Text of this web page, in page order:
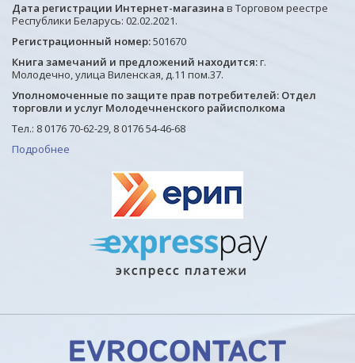
Дата регистрации Интернет-магазина в Торговом реестре
Республики Беларусь: 02.02.2021.
Регистрационный номер:501670
Книга замечаний и предложений находится:г.
Молодечно, улица Виленская, д.11 пом.37.
Уполномоченные по защите прав потребителей: Отдел
торговли и услуг Молодечненского райисполкома
Тел.: 8 0176 70-62-29, 8 0176 54-46-68
Подробнее